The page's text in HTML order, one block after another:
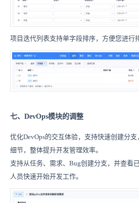
项目迭代列表支持单字段排序，方便您进行
七、DevOps模块的调整
优化DevOps的交互体验，支持快速创建分
细节，整体提升开发管理效率。
支持从任务、需求、Bug创建分支，并查看
人员快速开始开发工作。